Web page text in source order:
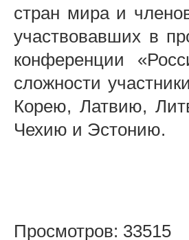
стран мира и
участвовавших в
конференции
сложности
Корею, Латвию,
Чехию и Эстонию.
Просмотров: 33515